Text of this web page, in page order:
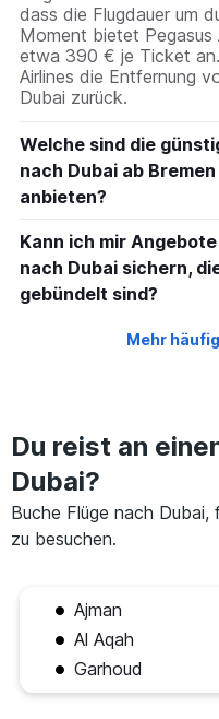
dass die Flugdauer um
Moment bietet Pegasus
etwa 390 € je Ticket
Airlines die Entfernung
Dubai zurück.
Welche sind die
nach Dubai ab
anbieten?
Kann ich mir
nach Dubai sichern,
gebündelt sind?
Mehr
Du reist an
Dubai?
Buche Flüge nach
zu besuchen.
Ajman
Al Aqah
Garhoud